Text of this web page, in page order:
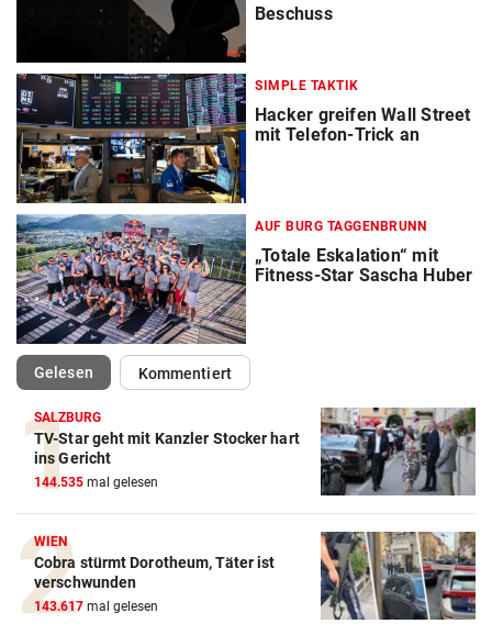
Beschuss
SIMPLE TAKTIK
Hacker greifen Wall Street
mit Telefon-Trick an
AUF BURG TAGGENBRUNN
„Totale Eskalation“ mit
Fitness-Star Sascha Huber
Gelesen(ausgewählt)Kommentiert
SALZBURG
TV-Star geht mit Kanzler Stocker hart
ins Gericht
144.535 mal gelesen
WIEN
Cobra stürmt Dorotheum, Täter ist
verschwunden
143.617 mal gelesen